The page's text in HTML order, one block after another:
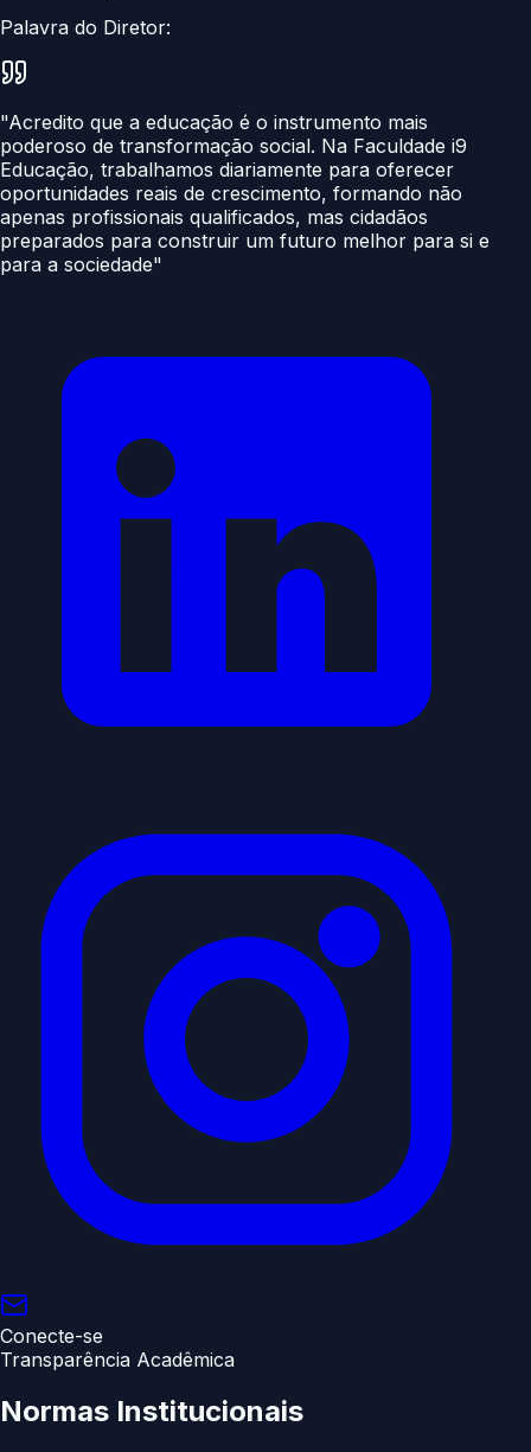
Palavra do Diretor:
"Acredito que a educação é o instrumento mais
poderoso de transformação social. Na Faculdade i9
Educação, trabalhamos diariamente para oferecer
oportunidades reais de crescimento, formando não
apenas profissionais qualificados, mas cidadãos
preparados para construir um futuro melhor para si e
para a sociedade"
Conecte-se
Transparência Acadêmica
Normas Institucionais